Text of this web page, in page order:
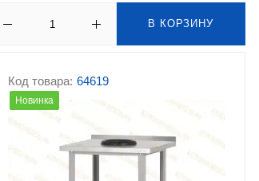
В КОРЗИНУ
Код товара: 64619
Новинка